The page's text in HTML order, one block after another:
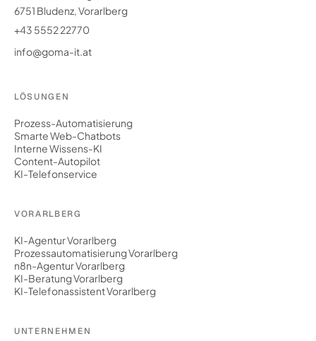
6751 Bludenz, Vorarlberg
+43 5552 22770
info@goma-it.at
LÖSUNGEN
Prozess-Automatisierung
Smarte Web-Chatbots
Interne Wissens-KI
Content-Autopilot
KI-Telefonservice
VORARLBERG
KI-Agentur Vorarlberg
Prozessautomatisierung Vorarlberg
n8n-Agentur Vorarlberg
KI-Beratung Vorarlberg
KI-Telefonassistent Vorarlberg
UNTERNEHMEN